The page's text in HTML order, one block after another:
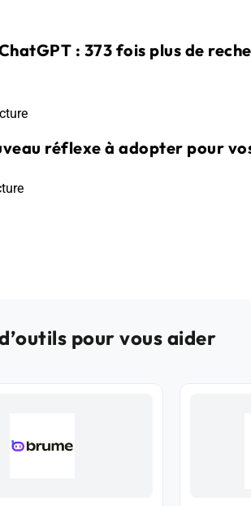
: 373 fois plus de
réflexe à adopter pour
pour vous aider